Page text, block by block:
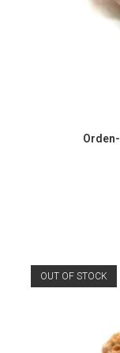
OUT OF STOCK